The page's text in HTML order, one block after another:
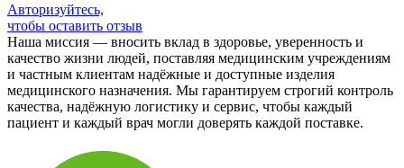
Авторизуйтесь,
чтобы оставить отзыв
Наша миссия — вносить вклад в здоровье, уверенность и
качество жизни людей, поставляя медицинским учреждениям
и частным клиентам надёжные и доступные изделия
медицинского назначения. Мы гарантируем строгий контроль
качества, надёжную логистику и сервис, чтобы каждый
пациент и каждый врач могли доверять каждой поставке.